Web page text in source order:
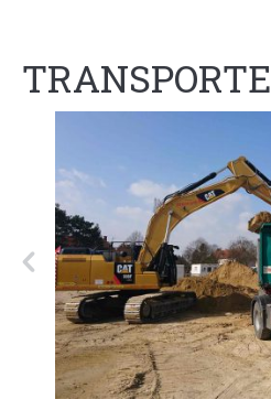
TRANSPORTE